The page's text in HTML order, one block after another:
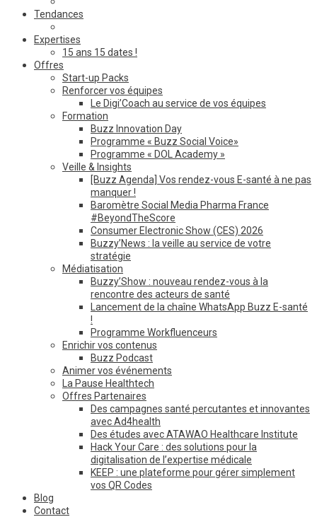
Tendances
Expertises
15 ans 15 dates !
Offres
Start-up Packs
Renforcer vos équipes
Le Digi’Coach au service de vos équipes
Formation
Buzz Innovation Day
Programme « Buzz Social Voice»
Programme « DOL Academy »
Veille & Insights
[Buzz Agenda] Vos rendez-vous E-santé à ne pas
manquer !
Baromètre Social Media Pharma France
#BeyondTheScore
Consumer Electronic Show (CES) 2026
Buzzy’News : la veille au service de votre
stratégie
Médiatisation
Buzzy’Show : nouveau rendez-vous à la
rencontre des acteurs de santé
Lancement de la chaîne WhatsApp Buzz E-santé
!
Programme Workfluenceurs
Enrichir vos contenus
Buzz Podcast
Animer vos événements
La Pause Healthtech
Offres Partenaires
Des campagnes santé percutantes et innovantes
avec Ad4health
Des études avec ATAWAO Healthcare Institute
Hack Your Care : des solutions pour la
digitalisation de l’expertise médicale
KEEP : une plateforme pour gérer simplement
vos QR Codes
Blog
Contact